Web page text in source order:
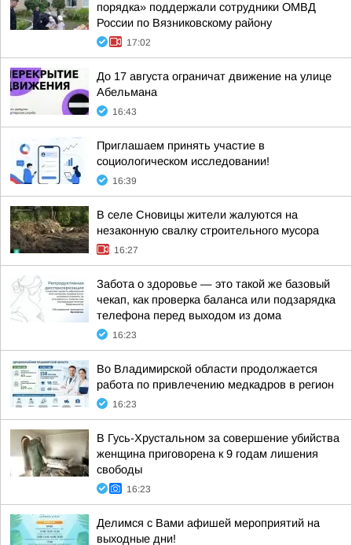
порядка» поддержали сотрудники ОМВД
России по Вязниковскому району
17:02
До 17 августа ограничат движение на улице
Абельмана
16:43
Приглашаем принять участие в
социологическом исследовании!
16:39
В селе Сновицы жители жалуются на
незаконную свалку строительного мусора
16:27
Забота о здоровье — это такой же базовый
чекап, как проверка баланса или подзарядка
телефона перед выходом из дома
16:23
Во Владимирской области продолжается
работа по привлечению медкадров в регион
16:23
В Гусь-Хрустальном за совершение убийства
женщина приговорена к 9 годам лишения
свободы
16:23
Делимся с Вами афишей мероприятий на
выходные дни!